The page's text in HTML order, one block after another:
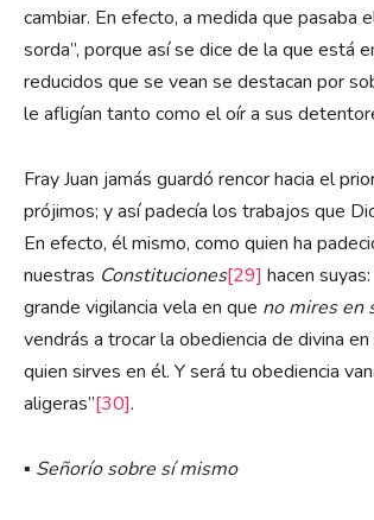
cambiar. En efecto, a medida que pasaba
sorda”, porque así se dice de la que está
reducidos que se vean se destacan por
le afligían tanto como el oír a sus
Fray Juan jamás guardó rencor hacia el
prójimos; y así padecía los trabajos que
En efecto, él mismo, como quien ha
nuestras Constituciones[29] hacen
grande vigilancia vela en que no mires en
vendrás a trocar la obediencia de divina
quien sirves en él. Y será tu obediencia
aligeras”[30].
▪ Señorío sobre sí mismo